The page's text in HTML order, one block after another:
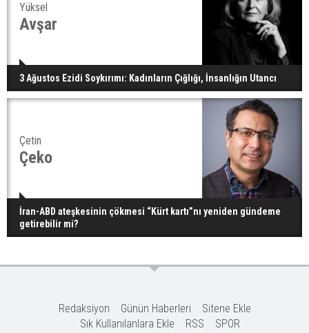
Yüksel
Avşar
3 Ağustos Ezidi Soykırımı: Kadınların Çığlığı, İnsanlığın Utancı
Çetin
Çeko
İran-ABD ateşkesinin çökmesi “Kürt kartı”nı yeniden gündeme
getirebilir mi?
Redaksiyon Günün Haberleri
Sitene Ekle
Sık Kullanılanlara Ekle
RSS SPOR